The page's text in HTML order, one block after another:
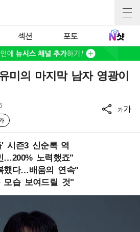
섹션 포토
미의 마지막 남자 영광이
가가
시즌3 신순록 역
…200% 노력했죠"
했다…배움의 연속"
습 보여드릴 것"